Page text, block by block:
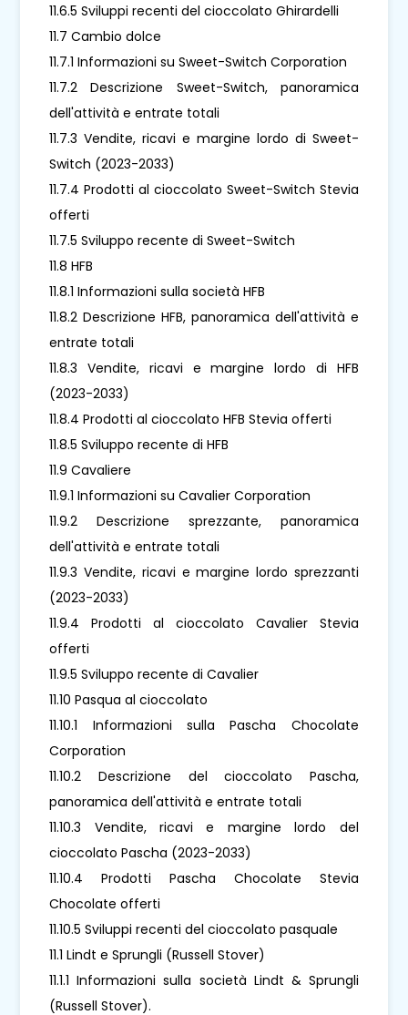
11.6.5 Sviluppi recenti del cioccolato Ghirardelli
11.7 Cambio dolce
11.7.1 Informazioni su Sweet-Switch Corporation
11.7.2 Descrizione Sweet-Switch, panoramica
dell'attività e entrate totali
11.7.3 Vendite, ricavi e margine lordo di Sweet-
Switch (2023-2033)
11.7.4 Prodotti al cioccolato Sweet-Switch Stevia
offerti
11.7.5 Sviluppo recente di Sweet-Switch
11.8 HFB
11.8.1 Informazioni sulla società HFB
11.8.2 Descrizione HFB, panoramica dell'attività e
entrate totali
11.8.3 Vendite, ricavi e margine lordo di HFB
(2023-2033)
11.8.4 Prodotti al cioccolato HFB Stevia offerti
11.8.5 Sviluppo recente di HFB
11.9 Cavaliere
11.9.1 Informazioni su Cavalier Corporation
11.9.2 Descrizione sprezzante, panoramica
dell'attività e entrate totali
11.9.3 Vendite, ricavi e margine lordo sprezzanti
(2023-2033)
11.9.4 Prodotti al cioccolato Cavalier Stevia
offerti
11.9.5 Sviluppo recente di Cavalier
11.10 Pasqua al cioccolato
11.10.1 Informazioni sulla Pascha Chocolate
Corporation
11.10.2 Descrizione del cioccolato Pascha,
panoramica dell'attività e entrate totali
11.10.3 Vendite, ricavi e margine lordo del
cioccolato Pascha (2023-2033)
11.10.4 Prodotti Pascha Chocolate Stevia
Chocolate offerti
11.10.5 Sviluppi recenti del cioccolato pasquale
11.1 Lindt e Sprungli (Russell Stover)
11.1.1 Informazioni sulla società Lindt & Sprungli
(Russell Stover).